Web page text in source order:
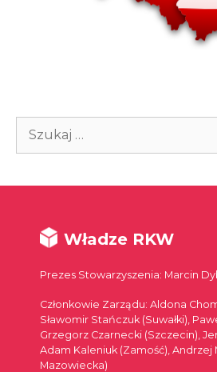
Szukaj:
Władze RKW
Prezes Stowarzyszenia: Marcin
Członkowie Zarządu: Aldona
Sławomir Stańczuk (Suwałki),
Grzegorz Czarnecki (Szczecin),
Adam Kaleniuk (Zamość), Andrzej
Mazowiecka)